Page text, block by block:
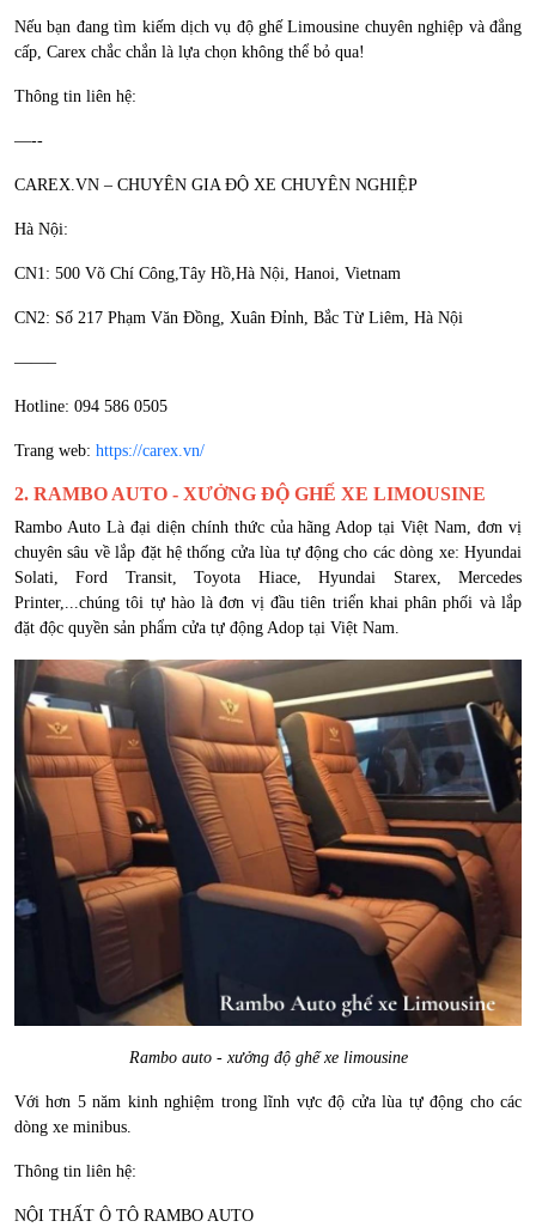
Nếu bạn đang tìm kiếm dịch vụ độ ghế Limousine chuyên nghiệp và đẳng
cấp, Carex chắc chắn là lựa chọn không thể bỏ qua!
Thông tin liên hệ:
—--
CAREX.VN – CHUYÊN GIA ĐỘ XE CHUYÊN NGHIỆP
Hà Nội:
CN1: 500 Võ Chí Công,Tây Hồ,Hà Nội, Hanoi, Vietnam
CN2: Số 217 Phạm Văn Đồng, Xuân Đỉnh, Bắc Từ Liêm, Hà Nội
——–
Hotline: 094 586 0505
Trang web: https://carex.vn/
2. RAMBO AUTO - XƯỞNG ĐỘ GHẾ XE LIMOUSINE
Rambo Auto Là đại diện chính thức của hãng Adop tại Việt Nam, đơn vị
chuyên sâu về lắp đặt hệ thống cửa lùa tự động cho các dòng xe: Hyundai
Solati, Ford Transit, Toyota Hiace, Hyundai Starex, Mercedes
Printer,...chúng tôi tự hào là đơn vị đầu tiên triển khai phân phối và lắp
đặt độc quyền sản phẩm cửa tự động Adop tại Việt Nam.
Rambo auto - xưởng độ ghế xe limousine
Với hơn 5 năm kinh nghiệm trong lĩnh vực độ cửa lùa tự động cho các
dòng xe minibus.
Thông tin liên hệ:
NỘI THẤT Ô TÔ RAMBO AUTO